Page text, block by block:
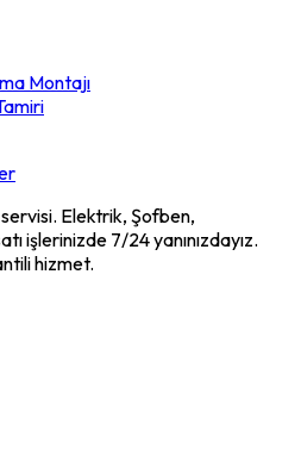
Montajı
Elektrik, Şofben,
işlerinizde 7/24 yanınızdayız.
hizmet.